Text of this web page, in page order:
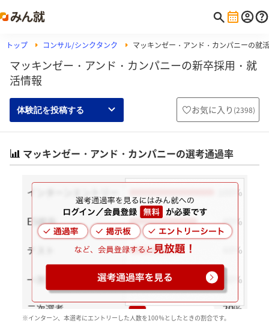
トップ コンサル/シンクタンク マッキンゼー・アンド・カンパニーの就
マッキンゼー・アンド・カンパニーの新卒採用・就
活情報
体験記を投稿する お気に入り (2398)
マッキンゼー・アンド・カンパニーの選考通過率
※インターン、本選考にエントリーした人数を100％としたときの割合です。